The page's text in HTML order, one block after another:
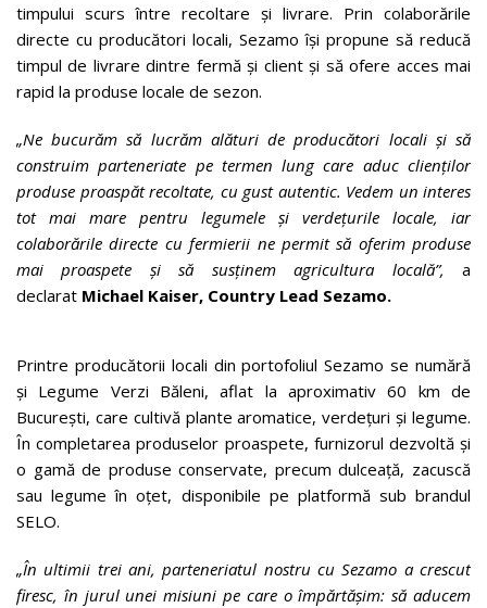
timpului scurs între recoltare și livrare. Prin colaborările
directe cu producători locali, Sezamo își propune să reducă
timpul de livrare dintre fermă și client și să ofere acces mai
rapid la produse locale de sezon.
„Ne bucurăm să lucrăm alături de producători locali și să
construim parteneriate pe termen lung care aduc clienților
produse proaspăt recoltate, cu gust autentic. Vedem un interes
tot mai mare pentru legumele și verdețurile locale, iar
colaborările directe cu fermierii ne permit să oferim produse
mai proaspete și să susținem agricultura locală”, a
declarat Michael Kaiser, Country Lead Sezamo.
Printre producătorii locali din portofoliul Sezamo se numără
și Legume Verzi Băleni, aflat la aproximativ 60 km de
București, care cultivă plante aromatice, verdețuri și legume.
În completarea produselor proaspete, furnizorul dezvoltă și
o gamă de produse conservate, precum dulceață, zacuscă
sau legume în oțet, disponibile pe platformă sub brandul
SELO.
„În ultimii trei ani, parteneriatul nostru cu Sezamo a crescut
firesc, în jurul unei misiuni pe care o împărtășim: să aducem